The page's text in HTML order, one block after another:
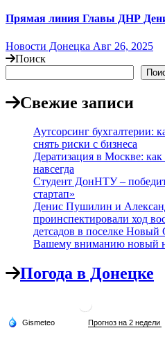
Прямая линия Главы ДНР
Новости Донецка Авг 26, 2025
Поиск
Свежие записи
Аутсорсинг бухгалтерии:
снять риски с бизнеса
Дератизация в Москве: как
навсегда
Студент ДонНТУ –
стартап»
Денис Пушилин и
проинспектировали ход
детсадов в поселке Новый
Вашему вниманию новый
Погода в Донецке